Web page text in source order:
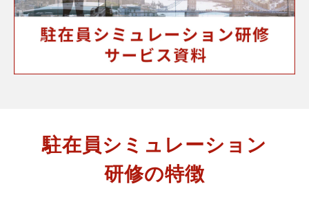
駐在員シミュレーション
研修の特徴